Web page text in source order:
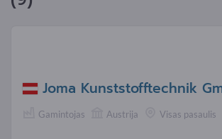
Joma Kunststofftechnik
Gamintojas Austrija Visas pasaulis